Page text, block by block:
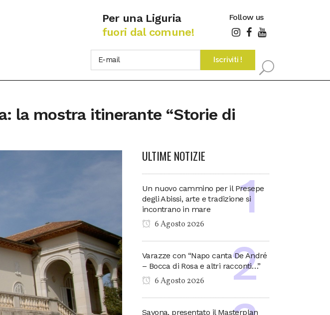
Per una Liguria
fuori dal comune!
Follow us
la mostra itinerante “Storie di
ULTIME NOTIZIE
Un nuovo cammino per il Presepe
degli Abissi, arte e tradizione si
incontrano in mare
6 Agosto 2026
Varazze con “Napo canta De André
– Bocca di Rosa e altri racconti…”
6 Agosto 2026
Savona, presentato il Masterplan